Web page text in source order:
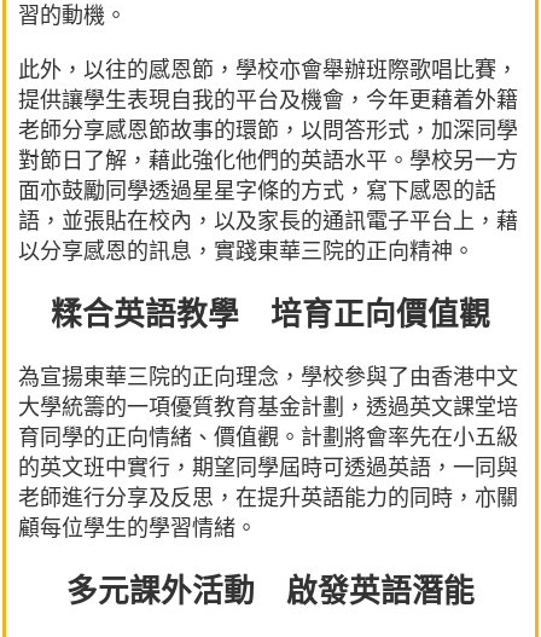
習的動機。
此外，以往的感恩節，學校亦會舉辦班際歌唱比賽，
提供讓學生表現自我的平台及機會，今年更藉着外籍
老師分享感恩節故事的環節，以問答形式，加深同學
對節日了解，藉此強化他們的英語水平。學校另一方
面亦鼓勵同學透過星星字條的方式，寫下感恩的話
語，並張貼在校內，以及家長的通訊電子平台上，藉
以分享感恩的訊息，實踐東華三院的正向精神。
糅合英語教學 培育正向價值觀
為宣揚東華三院的正向理念，學校參與了由香港中文
大學統籌的一項優質教育基金計劃，透過英文課堂培
育同學的正向情緒、價值觀。計劃將會率先在小五級
的英文班中實行，期望同學屆時可透過英語，一同與
老師進行分享及反思，在提升英語能力的同時，亦關
顧每位學生的學習情緒。
多元課外活動 啟發英語潛能